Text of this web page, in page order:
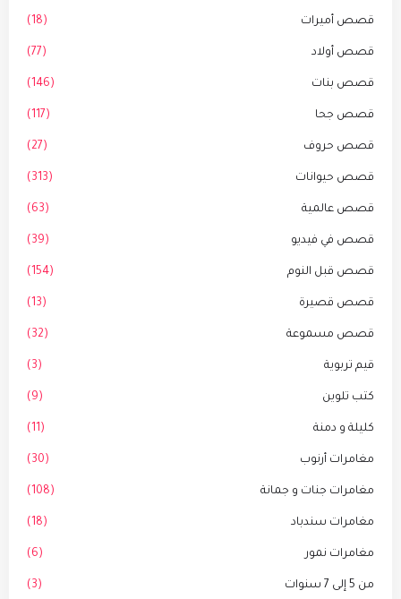
قصص أميرات (18)
قصص أولاد (77)
قصص بنات (146)
قصص جحا (117)
قصص حروف (27)
قصص حيوانات (313)
قصص عالمية (63)
قصص في فيديو (39)
قصص قبل النوم (154)
قصص قصيرة (13)
قصص مسموعة (32)
قيم تربوية (3)
كتب تلوين (9)
كليلة و دمنة (11)
مغامرات أرنوب (30)
مغامرات جنات و جمانة (108)
مغامرات سندباد (18)
مغامرات نمور (6)
من 5 إلى 7 سنوات (3)